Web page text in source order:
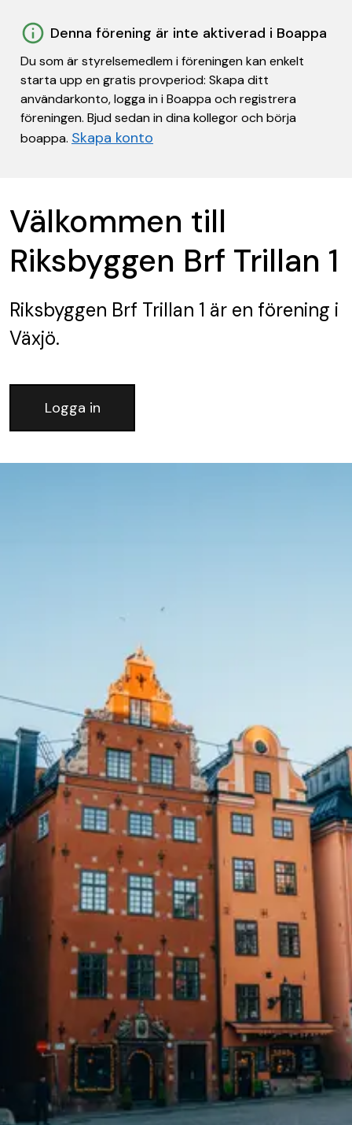
Denna förening är inte aktiverad i Boappa
Du som är styrelsemedlem i föreningen kan enkelt
starta upp en gratis provperiod: Skapa ditt
användarkonto, logga in i Boappa och registrera
föreningen. Bjud sedan in dina kollegor och börja
boappa. Skapa konto
Välkommen till
Riksbyggen Brf Trillan 1
Riksbyggen Brf Trillan 1 är en förening i
Växjö.
Logga in